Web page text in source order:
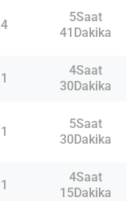
4
5Saat
41Dakika
1
4Saat
30Dakika
1
5Saat
30Dakika
1
4Saat
15Dakika